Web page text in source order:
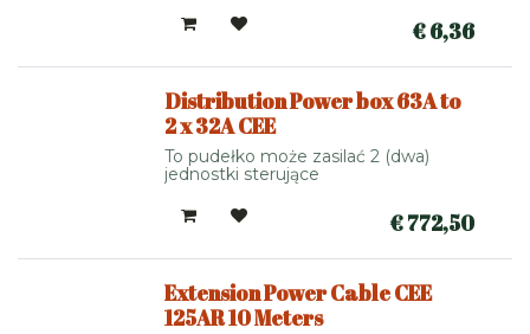
€6,36
Distribution Power box 63A to
2 x 32A CEE
To pudełko może zasilać 2 (dwa)
jednostki sterujące
€772,50
Extension Power Cable CEE
125AR 10 Meters